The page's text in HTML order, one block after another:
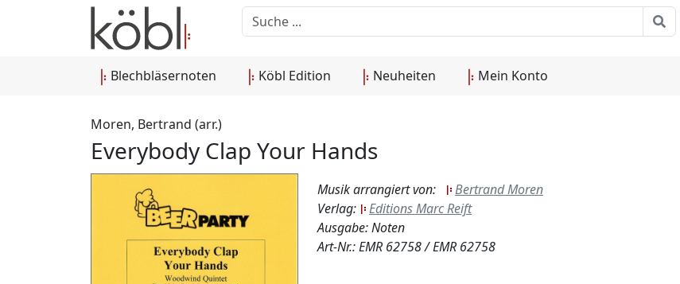
Blechbläsernoten Köbl Edition Neuheiten Mein Konto
Moren, Bertrand (arr.)
Everybody Clap Your Hands
Musik arrangiert von:
Bertrand Moren
Verlag:
Editions Marc Reift
Ausgabe: Noten
Art-Nr.: EMR 62758 / EMR 62758